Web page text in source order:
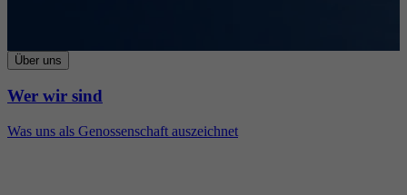
Über uns
Wer wir sind
Was uns als Genossenschaft auszeichnet